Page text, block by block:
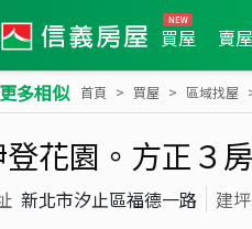
買屋 賣屋
更多相似 首頁 買屋 區域找屋
登花園。方正３
新北市汐止區福德一路 建